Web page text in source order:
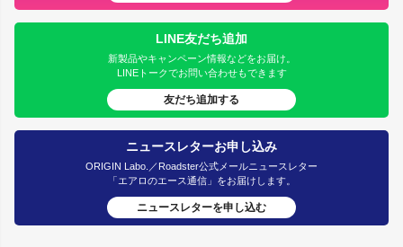
LINE友だち追加
新製品やキャンペーン情報などをお届け。
LINEトークでお問い合わせもできます
友だち追加する
ニュースレターお申し込み
ORIGIN Labo.／Roadster公式メールニュースレター
「エアロのエース通信」をお届けします。
ニュースレターを申し込む